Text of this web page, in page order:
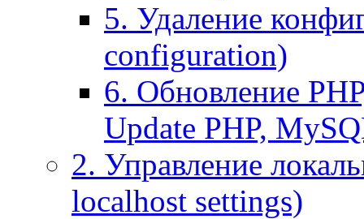
5. Удаление
configuration)
6. Обновление
Update PHP,
2. Управление
localhost settings)